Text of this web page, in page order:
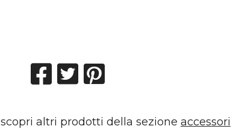
scopri altri prodotti della sezione accessori